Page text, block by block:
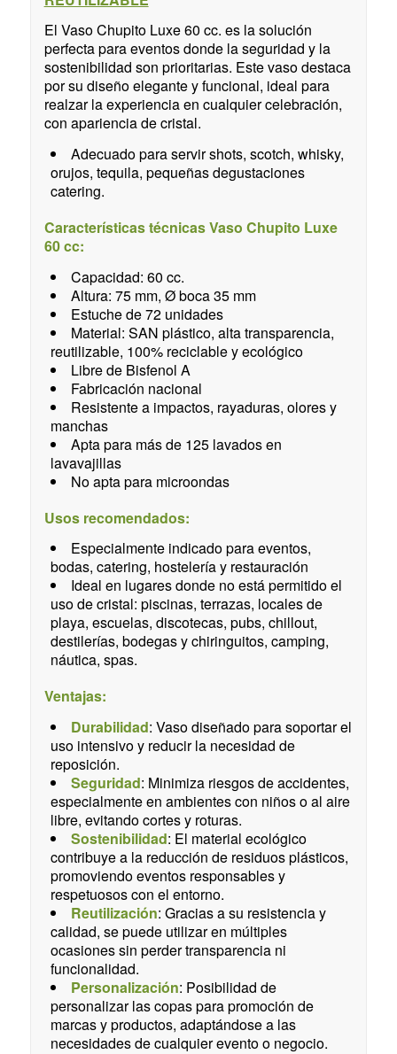
El Vaso Chupito Luxe 60 cc. es la solución
perfecta para eventos donde la seguridad y la
sostenibilidad son prioritarias. Este vaso destaca
por su diseño elegante y funcional, ideal para
realzar la experiencia en cualquier celebración,
con apariencia de cristal.
Adecuado para servir shots, scotch, whisky,
orujos, tequila, pequeñas degustaciones
catering.
Características técnicas Vaso Chupito Luxe
60 cc:
Capacidad: 60 cc.
Altura: 75 mm, Ø boca 35 mm
Estuche de 72 unidades
Material: SAN plástico, alta transparencia,
reutilizable, 100% reciclable y ecológico
Libre de Bisfenol A
Fabricación nacional
Resistente a impactos, rayaduras, olores y
manchas
Apta para más de 125 lavados en
lavavajillas
No apta para microondas
Usos recomendados:
Especialmente indicado para eventos,
bodas, catering, hostelería y restauración
Ideal en lugares donde no está permitido el
uso de cristal: piscinas, terrazas, locales de
playa, escuelas, discotecas, pubs, chillout,
destilerías, bodegas y chiringuitos, camping,
náutica, spas.
Ventajas:
Durabilidad: Vaso diseñado para soportar el
uso intensivo y reducir la necesidad de
reposición.
Seguridad: Minimiza riesgos de accidentes,
especialmente en ambientes con niños o al aire
libre, evitando cortes y roturas.
Sostenibilidad: El material ecológico
contribuye a la reducción de residuos plásticos,
promoviendo eventos responsables y
respetuosos con el entorno.
Reutilización: Gracias a su resistencia y
calidad, se puede utilizar en múltiples
ocasiones sin perder transparencia ni
funcionalidad.
Personalización: Posibilidad de
personalizar las copas para promoción de
marcas y productos, adaptándose a las
necesidades de cualquier evento o negocio.